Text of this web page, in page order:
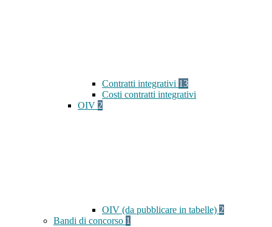
Contratti integrativi 13
Costi contratti integrativi
OIV 2
OIV (da pubblicare in tabelle) 2
Bandi di concorso 1